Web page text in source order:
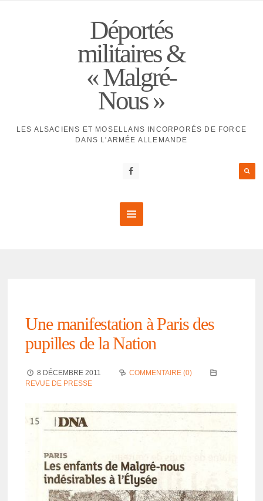
Déportés
militaires &
« Malgré-
Nous »
LES ALSACIENS ET MOSELLANS INCORPORÉS DE FORCE
DANS L'ARMÉE ALLEMANDE
Une mani­fes­ta­tion à Paris des
pupilles de la Nation
8 DÉCEMBRE 2011
COMMENTAIRE (0)
REVUE DE PRESSE